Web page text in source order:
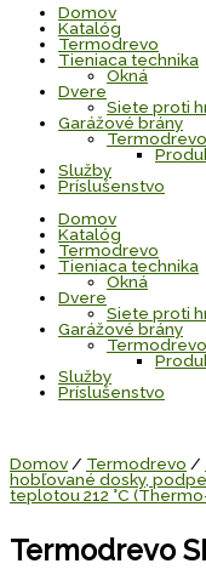
Domov
Katalóg
Termodrevo
Tieniaca technika
Okná
Dvere
Siete proti
Garážové brány
Termodrevo
Služby
Príslušenstvo
Domov
Katalóg
Termodrevo
Tieniaca technika
Okná
Dvere
Siete proti
Garážové brány
Termodrevo
Služby
Príslušenstvo
Domov / Termodrevo /
hobľované dosky,
teplotou 212 °C
Termodrevo